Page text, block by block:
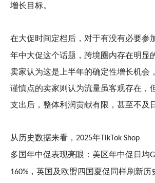
增长目标。
在大促时间定档后，对于有没有必要参
年中大促这个话题，跨境圈内存在明显
卖家认为这是上半年的确定性增长机会
谨慎点的卖家则认为流量虽客观存在，
支出后，整体利润贡献有限，甚至不及
从历史数据来看， 2025年TikTok Shop
多国年中促表现亮眼：美区年中促日均
160% ，英国及欧盟四国夏促同样刷新历